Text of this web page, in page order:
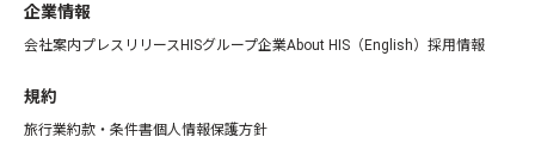
企業情報
会社案内プレスリリースHISグループ企業About HIS（English） 採用情報
規約
旅行業約款・条件書個人情報保護方針